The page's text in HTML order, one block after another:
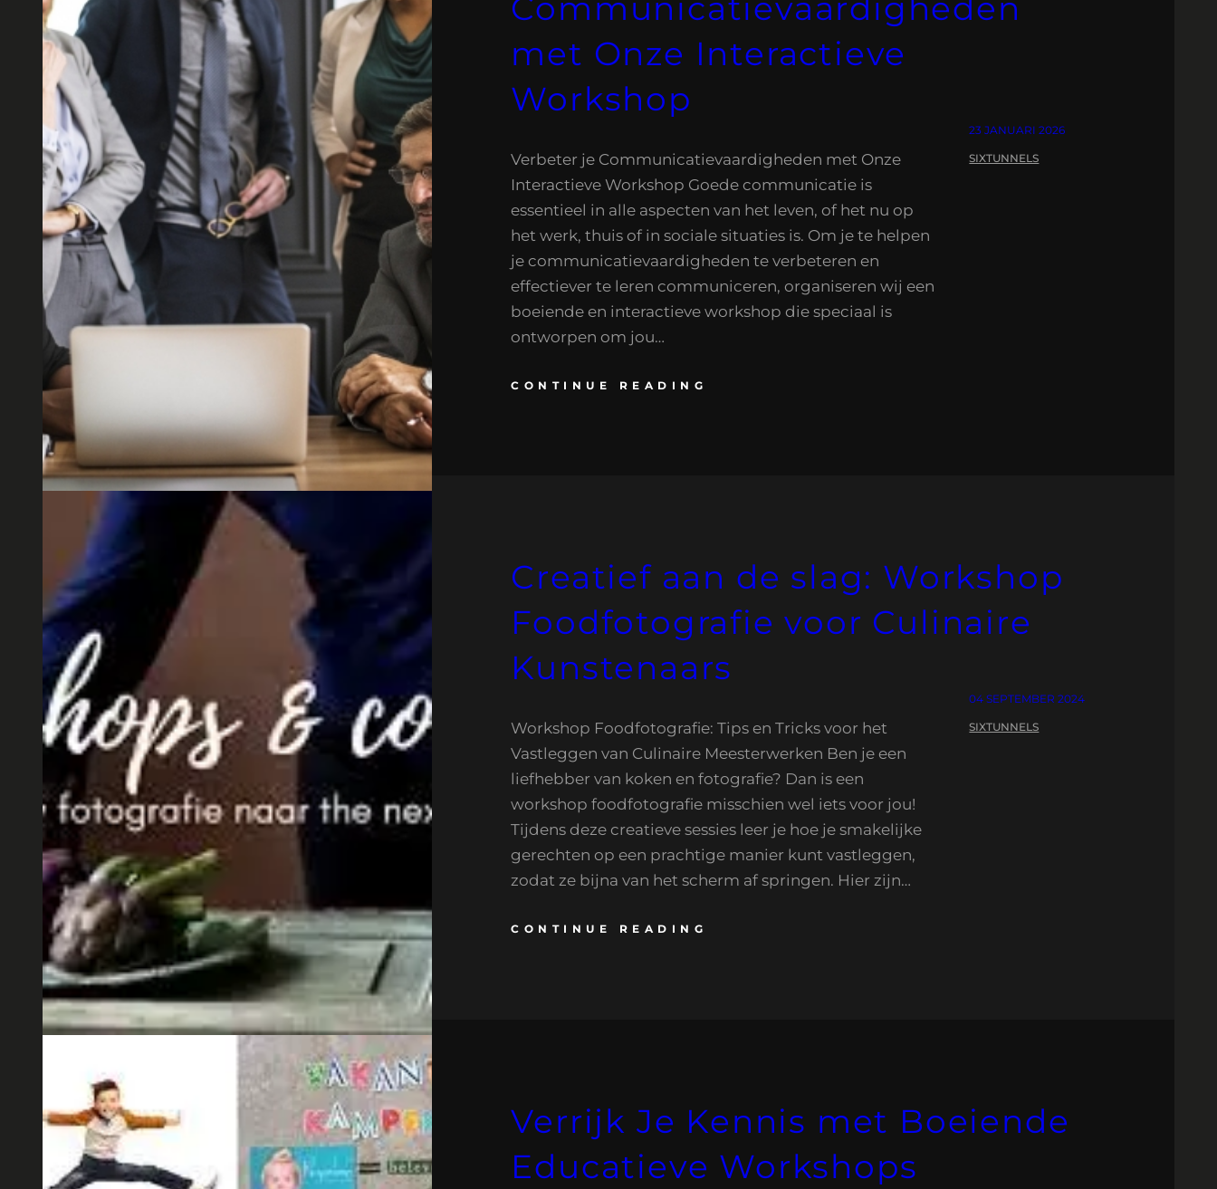
met Onze Interactieve
Workshop
Verbeter je Communicatievaardigheden met Onze
Interactieve Workshop Goede communicatie is
essentieel in alle aspecten van het leven, of het nu op
het werk, thuis of in sociale situaties is. Om je te helpen
je communicatievaardigheden te verbeteren en
effectiever te leren communiceren, organiseren wij een
boeiende en interactieve workshop die speciaal is
ontworpen om jou…
CONTINUE READING
23 JANUARI 2026
SIXTUNNELS
Creatief aan de slag: Workshop
Foodfotografie voor Culinaire
Kunstenaars
Workshop Foodfotografie: Tips en Tricks voor het
Vastleggen van Culinaire Meesterwerken Ben je een
liefhebber van koken en fotografie? Dan is een
workshop foodfotografie misschien wel iets voor jou!
Tijdens deze creatieve sessies leer je hoe je smakelijke
gerechten op een prachtige manier kunt vastleggen,
zodat ze bijna van het scherm af springen. Hier zijn…
CONTINUE READING
04 SEPTEMBER 2024
SIXTUNNELS
Verrijk Je Kennis met Boeiende
Educatieve Workshops